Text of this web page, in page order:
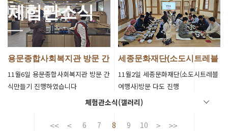
체험관소식
세종 전통문화체험관의 소식들을 알려드립니다.
체험관소식(갤러리)
용문종합사회복지관 방문 간
11월6일 용문종합사회복지관 방문 간
식만들기 진행하였습니다
세종문화재단(소도시트레블
11월2일 세종문화재단(소도시트레블
여행사)방문 다도 진행
6 7 8 9 10